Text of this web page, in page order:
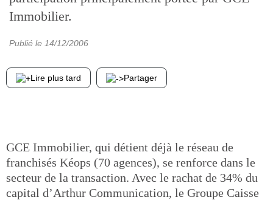
Immobilier.
Publié le 14/12/2006
Lire plus tard Partager
GCE Immobilier, qui détient déjà le réseau de
franchisés Kéops (70 agences), se renforce dans le
secteur de la transaction. Avec le rachat de 34% du
capital d’Arthur Communication, le Groupe Caisse